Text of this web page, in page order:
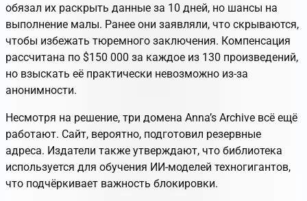
обязал их раскрыть данные за 10 дней, но шансы на
выполнение малы. Ранее они заявляли, что скрываются,
чтобы избежать тюремного заключения. Компенсация
рассчитана по $150 000 за каждое из 130 произведений,
но взыскать её практически невозможно из-за
анонимности.
Несмотря на решение, три домена Anna’s Archive всё ещё
работают. Сайт, вероятно, подготовил резервные
адреса. Издатели также утверждают, что библиотека
используется для обучения ИИ-моделей техногигантов,
что подчёркивает важность блокировки.